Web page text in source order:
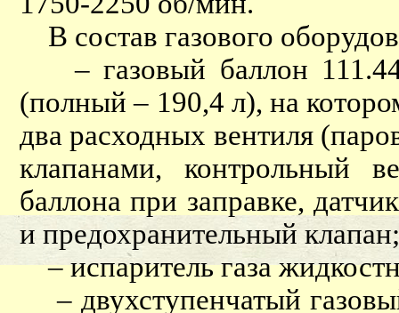
В состав газового
– газовый баллон
(полный – 190,4 л), на
два расходных вентиля
клапанами, контрольный
баллона при заправке,
и предохранительный клапан;
– испаритель газа
– двухступенчатый